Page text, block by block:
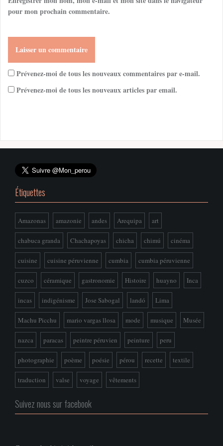
pour mon prochain commentaire.
Prévenez-moi de tous les nouveaux commentaires par e-mail.
Prévenez-moi de tous les nouveaux articles par email.
Étiquettes
Amazonas amazonie andes Arequipa art
chabuca granda Chachapoyas chicha chimú cinéma
cuisine cuisine péruvienne cumbia cumbia péruvienne
cuzco céramique gastronomie Histoire huayno Inca
incas indigénisme Jose Sabogal landó Lima
Machu Picchu mario vargas llosa mode musique Musée
nazca paracas peintre péruvien peinture peru
photographie poème poésie pérou recette textile
traduction valse voyage vêtements
Suivez nous sur facebook